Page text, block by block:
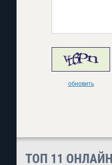
обновить
ТОП 11